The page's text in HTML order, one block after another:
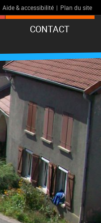
Aide & accessibilité | Plan du site
CONTACT